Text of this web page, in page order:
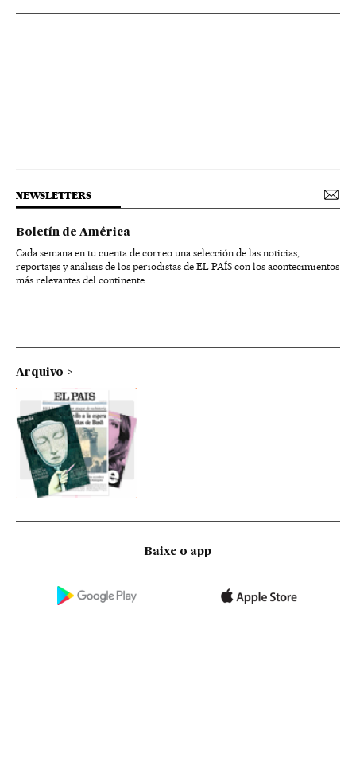
NEWSLETTERS
Boletín de América
Cada semana en tu cuenta de correo una selección de las noticias,
reportajes y análisis de los periodistas de EL PAÍS con los acontecimientos
más relevantes del continente.
Arquivo
Baixe o app